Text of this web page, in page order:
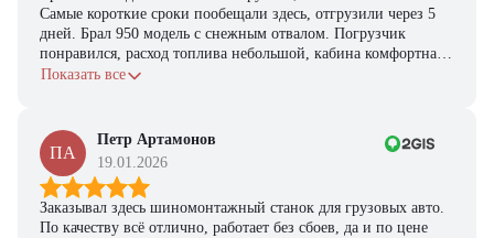
Самые короткие сроки пообещали здесь, отгрузили через 5
дней. Брал 950 модель с снежным отвалом. Погрузчик
понравился, расход топлива небольшой, кабина комфортная,
с задачами справляется.
Показать все
ПА
Петр Артамонов
19.01.2026
Заказывал здесь шиномонтажный станок для грузовых авто.
По качеству всё отлично, работает без сбоев, да и по цене